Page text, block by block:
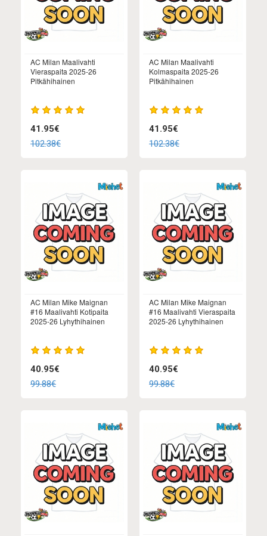
AC Milan Maalivahti
Vieraspaita 2025-26
Pitkähihainen
41.95€
102.38€
AC Milan Maalivahti
Kolmaspaita 2025-26
Pitkähihainen
41.95€
102.38€
AC Milan Mike Maignan
#16 Maalivahti Kotipaita
2025-26 Lyhythihainen
40.95€
99.88€
AC Milan Mike Maignan
#16 Maalivahti Vieraspaita
2025-26 Lyhythihainen
40.95€
99.88€